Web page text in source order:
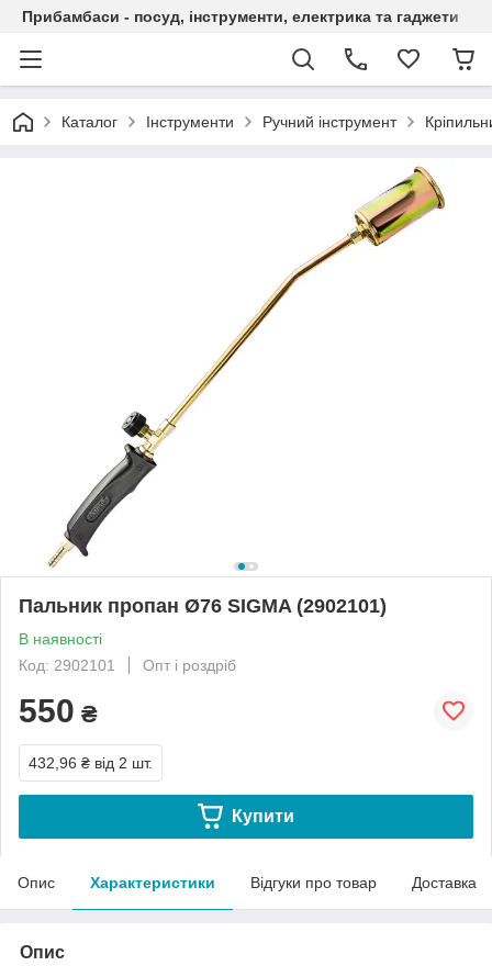
Прибамбаси - посуд, інструменти, електрика та гаджети
Каталог Інструменти Ручний інструмент
Пальник пропан Ø76 SIGMA (2902101)
В наявності
Код: 2902101
Опт і роздріб
550 ₴
432,96 ₴ від 2 шт.
Купити
Опис Характеристики Відгуки про товар Доставка
Опис